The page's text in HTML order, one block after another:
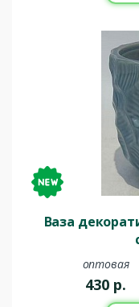
Ваза
оптовая
430 р.